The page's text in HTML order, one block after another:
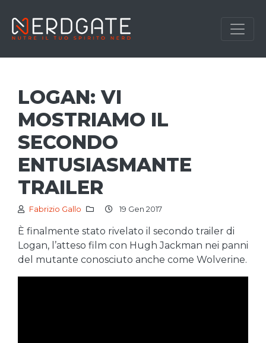
LOGAN: VI
MOSTRIAMO IL
SECONDO
ENTUSIASMANTE
TRAILER
Fabrizio Gallo 19 Gen 2017
È finalmente stato rivelato il secondo trailer di
Logan, l’atteso film con Hugh Jackman nei panni
del mutante conosciuto anche come Wolverine.